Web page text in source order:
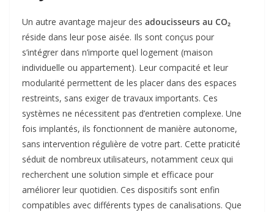
Un autre avantage majeur des adoucisseurs au CO₂
réside dans leur pose aisée. Ils sont conçus pour
s’intégrer dans n’importe quel logement (maison
individuelle ou appartement). Leur compacité et leur
modularité permettent de les placer dans des espaces
restreints, sans exiger de travaux importants. Ces
systèmes ne nécessitent pas d’entretien complexe. Une
fois implantés, ils fonctionnent de manière autonome,
sans intervention régulière de votre part. Cette praticité
séduit de nombreux utilisateurs, notamment ceux qui
recherchent une solution simple et efficace pour
améliorer leur quotidien. Ces dispositifs sont enfin
compatibles avec différents types de canalisations. Que